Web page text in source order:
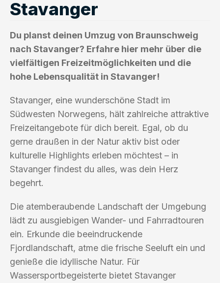
Stavanger
Du planst deinen Umzug von Braunschweig
nach Stavanger? Erfahre hier mehr über die
vielfältigen Freizeitmöglichkeiten und die
hohe Lebensqualität in Stavanger!
Stavanger, eine wunderschöne Stadt im
Südwesten Norwegens, hält zahlreiche attraktive
Freizeitangebote für dich bereit. Egal, ob du
gerne draußen in der Natur aktiv bist oder
kulturelle Highlights erleben möchtest – in
Stavanger findest du alles, was dein Herz
begehrt.
Die atemberaubende Landschaft der Umgebung
lädt zu ausgiebigen Wander- und Fahrradtouren
ein. Erkunde die beeindruckende
Fjordlandschaft, atme die frische Seeluft ein und
genieße die idyllische Natur. Für
Wassersportbegeisterte bietet Stavanger